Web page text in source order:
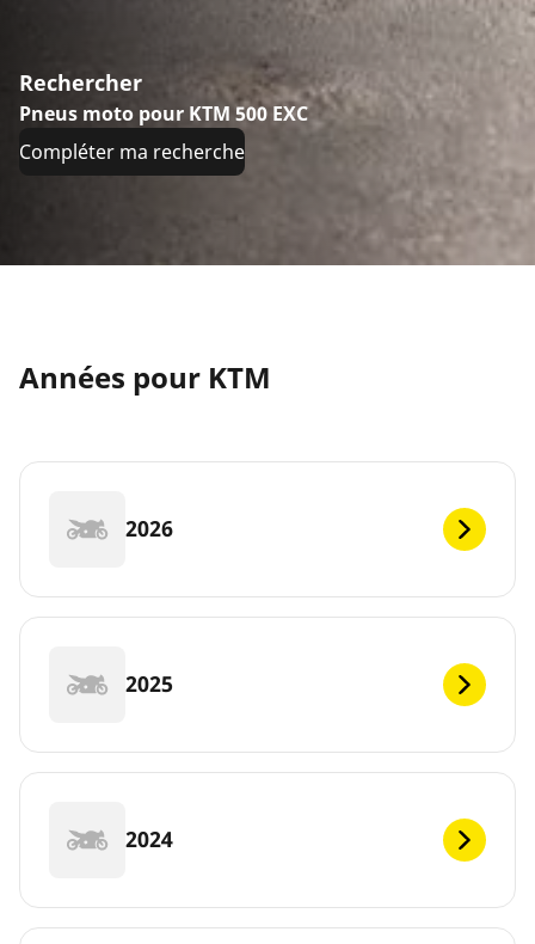
Rechercher
Pneus moto pour KTM 500 EXC
Compléter ma recherche
Années pour KTM
2026
2025
2024